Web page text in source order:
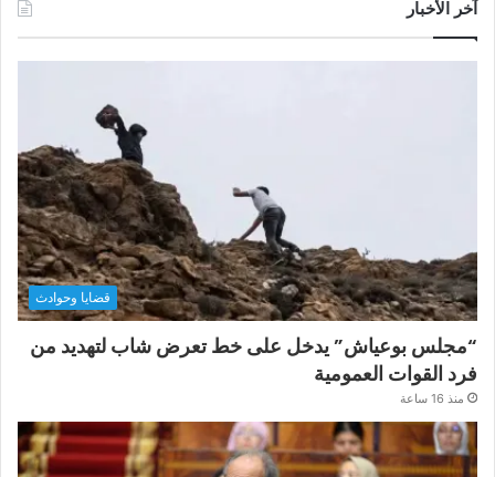
آخر الأخبار
قضايا وحوادث
“مجلس بوعياش” يدخل على خط تعرض شاب لتهديد من
فرد القوات العمومية
منذ 16 ساعة